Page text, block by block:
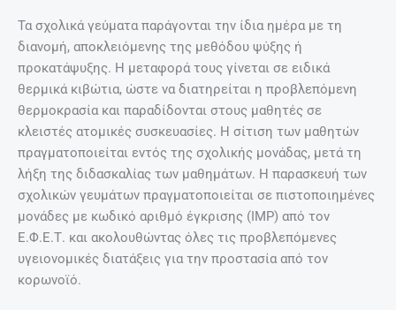
Τα σχολικά γεύματα παράγονται την ίδια ημέρα με τη
διανομή, αποκλειόμενης της μεθόδου ψύξης ή
προκατάψυξης. Η μεταφορά τους γίνεται σε ειδικά
θερμικά κιβώτια, ώστε να διατηρείται η προβλεπόμενη
θερμοκρασία και παραδίδονται στους μαθητές σε
κλειστές ατομικές συσκευασίες. Η σίτιση των μαθητών
πραγματοποιείται εντός της σχολικής μονάδας, μετά τη
λήξη της διδασκαλίας των μαθημάτων. Η παρασκευή των
σχολικών γευμάτων πραγματοποιείται σε πιστοποιημένες
μονάδες με κωδικό αριθμό έγκρισης (ΙΜΡ) από τον
Ε.Φ.Ε.Τ. και ακολουθώντας όλες τις προβλεπόμενες
υγειονομικές διατάξεις για την προστασία από τον
κορωνοϊό.